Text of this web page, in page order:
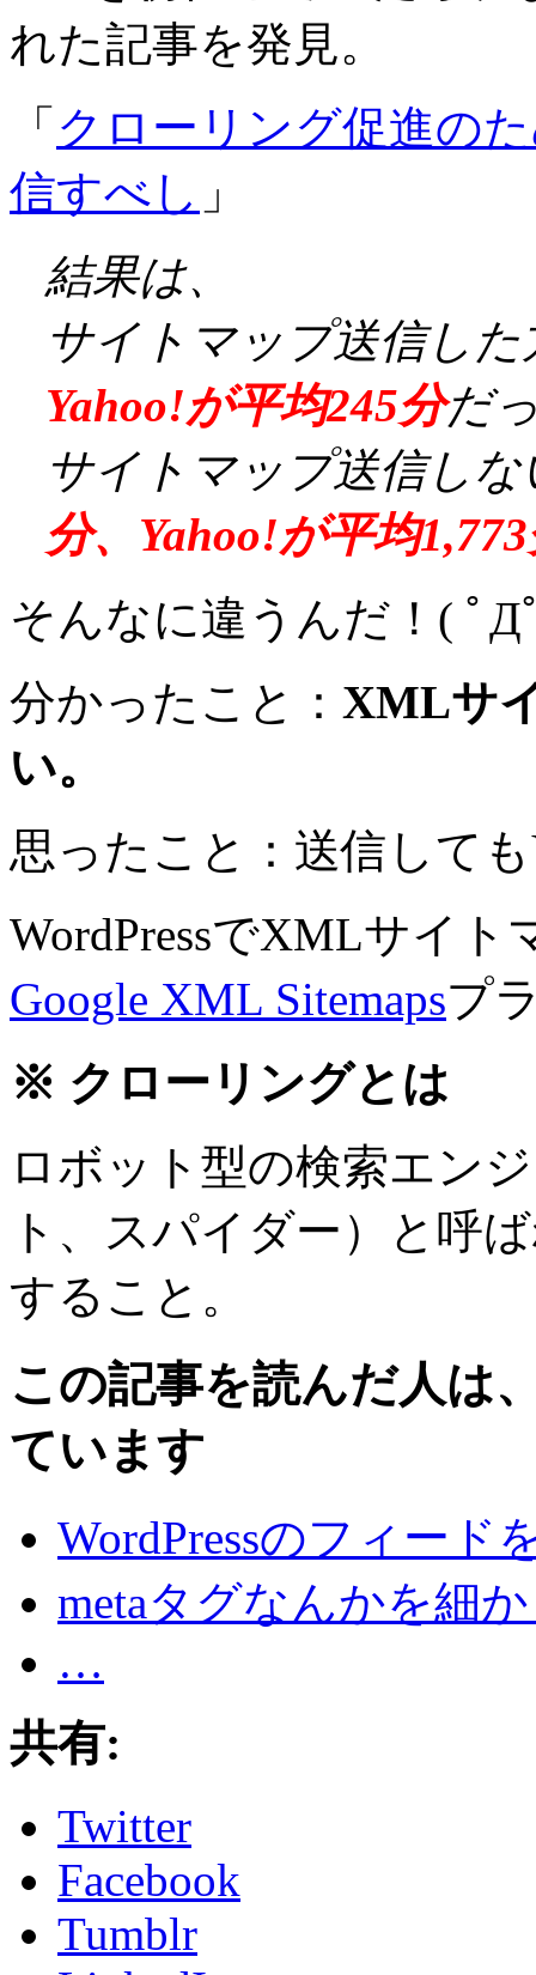
れた記事を発見。
「 クローリング促進の
信すべし 」
結果は、
サイトマップ送信した
Yahoo!が平均245分だ
サイトマップ送信し
分、Yahoo!が平均
そんなに違うんだ！( ﾟД
分かったこと： XMLサ
い。
思ったこと：送信して
WordPressでXMLサイ
Google XML Sitemapsプ
※ クローリングとは
ロボット型の検索エン
ト、スパイダー）と呼
すること。
この記事を読んだ人は
ています
WordPressのフィード
metaタグなんかを細
…
共有:
Twitter
Facebook
Tumblr